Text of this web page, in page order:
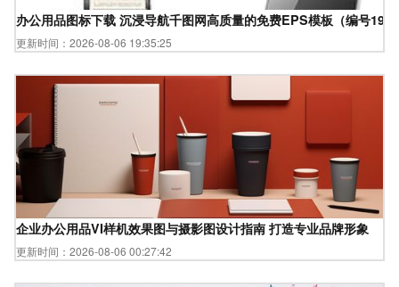
办公用品图标下载 沉浸导航千图网高质量的免费EPS模板（编号
更新时间：2026-08-06 19:35:25
企业办公用品VI样机效果图与摄影图设计指南 打造专业品牌形象
更新时间：2026-08-06 00:27:42